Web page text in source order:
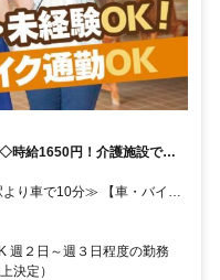
時給1650円！介護施設での
り車で10分≫ 【車・バイク
分) JR神戸線 明石駅(バス44
週２日～週３日程度の勤務
決定）